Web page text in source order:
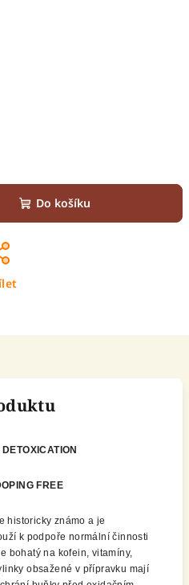
Do košíku
FREE
historicky známo a je
k podpoře normální činnosti
bohatý na kofein, vitamíny,
obsažené v přípravku mají